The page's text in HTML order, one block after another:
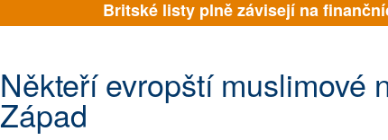
Britské listy plně závisejí na
Někteří evropští muslimové
Západ